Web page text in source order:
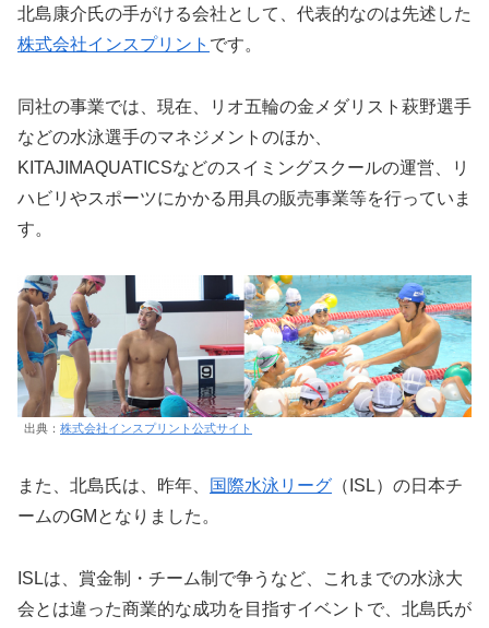
北島康介氏の手がける会社として、代表的なのは先述した
株式会社インスプリント です。
同社の事業では、現在、リオ五輪の金メダリスト萩野選手
などの水泳選手のマネジメントのほか、
KITAJIMAQUATICSなどのスイミングスクールの運営、リ
ハビリやスポーツにかかる用具の販売事業等を行っていま
す。
出典： 株式会社インスプリント公式サイト
また、北島氏は、昨年、 国際水泳リーグ （ISL）の日本チ
ームのGMとなりました。
ISLは、賞金制・チーム制で争うなど、これまでの水泳大
会とは違った商業的な成功を目指すイベントで、北島氏が